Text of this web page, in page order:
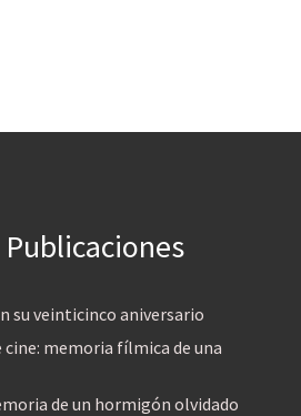
su veinticinco aniversario
cine: memoria fílmica de una
de un hormigón olvidado